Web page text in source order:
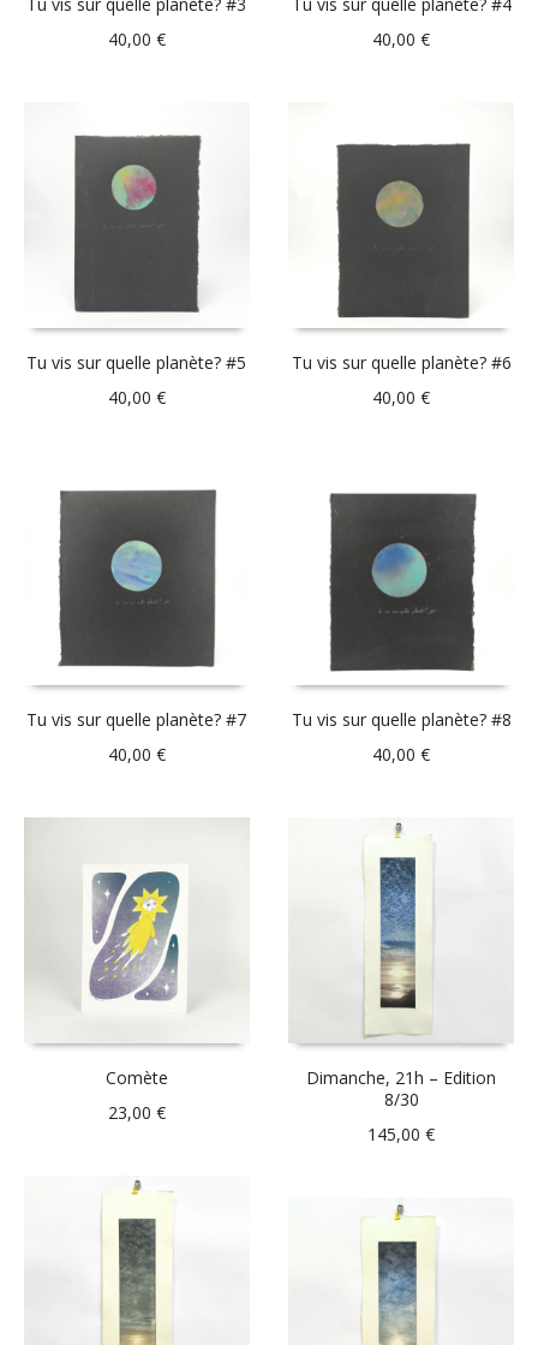
40,00 €
40,00€
Tu vis sur quelle planète? #5
40,00 €
Tu vis sur quelle planète? #6
40,00€
Tu vis sur quelle planète? #7
40,00 €
Tu vis sur quelle planète? #8
40,00€
Comète
23,00 €
Dimanche, 21h – Edition
8/30
145,00€